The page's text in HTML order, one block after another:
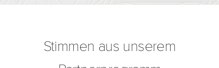
Stimmen aus unserem